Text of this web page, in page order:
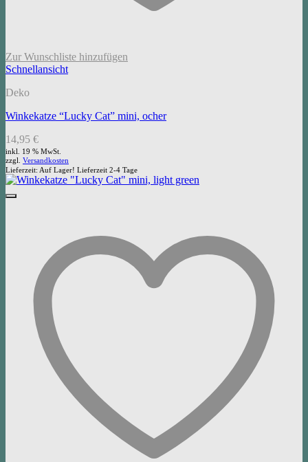
Zur Wunschliste hinzufügen
Schnellansicht
Deko
Winkekatze “Lucky Cat” mini, ocher
14,95 €
inkl. 19 % MwSt.
zzgl. Versandkosten
Lieferzeit: Auf Lager! Lieferzeit 2-4 Tage